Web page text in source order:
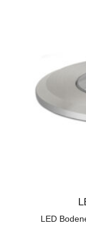
LED